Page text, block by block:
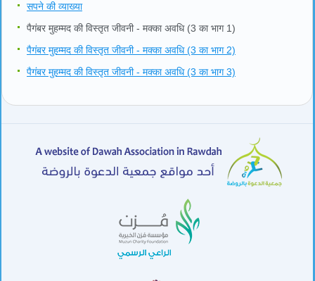
सपने की व्याख्या
पैगंबर मुहम्मद की विस्तृत जीवनी - मक्का अवधि (3 का भाग 1)
पैगंबर मुहम्मद की विस्तृत जीवनी - मक्का अवधि (3 का भाग 2)
पैगंबर मुहम्मद की विस्तृत जीवनी - मक्का अवधि (3 का भाग 3)